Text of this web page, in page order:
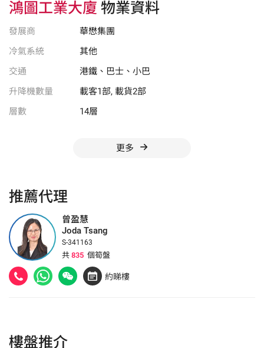
推薦代理
曾盈慧
Joda Tsang
S-341163
共 835 個筍盤
約睇樓
鴻圖工業大廈 物業資料
發展商
華懋集團
冷氣系統
其他
交通
港鐵、巴士、小巴
升降機數量
載客1部, 載貨2部
層數
14層
更多
樓盤推介